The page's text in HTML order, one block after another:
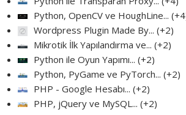
Python, OpenCV ve HoughLine... +4
Wordpress Plugin Made By... +2
Mikrotik İlk Yapılandırma ve... +2
Python ile Oyun Yapımı... +2
Python, PyGame ve PyTorch... +2
PHP - Google Hesabı... +2
PHP, jQuery ve MySQL... +2